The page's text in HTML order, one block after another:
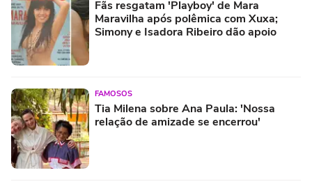
Fãs resgatam 'Playboy' de Mara
Maravilha após polêmica com Xuxa;
Simony e Isadora Ribeiro dão apoio
FAMOSOS
Tia Milena sobre Ana Paula: 'Nossa
relação de amizade se encerrou'